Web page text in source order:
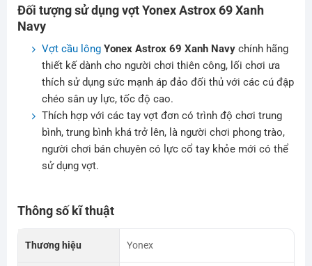
Đối tượng sử dụng vợt Yonex Astrox 69 Xanh
Navy
Vợt cầu lông Yonex Astrox 69 Xanh Navychính hãng
thiết kế dành cho người chơi thiên công, lối chơi ưa
thích sử dụng sức mạnh áp đảo đối thủ với các cú đập
chéo sân uy lực, tốc độ cao.
Thích hợp với các tay vợt đơn có trình độ chơi trung
bình, trung bình khá trở lên, là người chơi phong trào,
người chơi bán chuyên có lực cổ tay khỏe mới có thể
sử dụng vợt.
Thông số kĩ thuật
Thương hiệu Yonex